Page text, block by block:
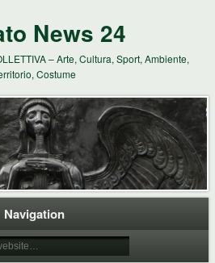
News 24
– Arte, Cultura, Sport, Ambiente,
Costume
Navigation